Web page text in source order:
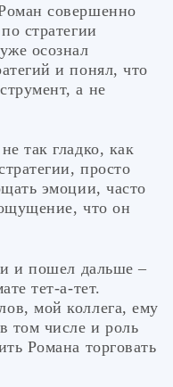
совершенно
стратегии
осознал
и понял, что
а не
так гладко, как
просто
эмоции, часто
что он
и пошел дальше –
тет-а-тет.
мой коллега, ему
том числе и роль
Романа торговать